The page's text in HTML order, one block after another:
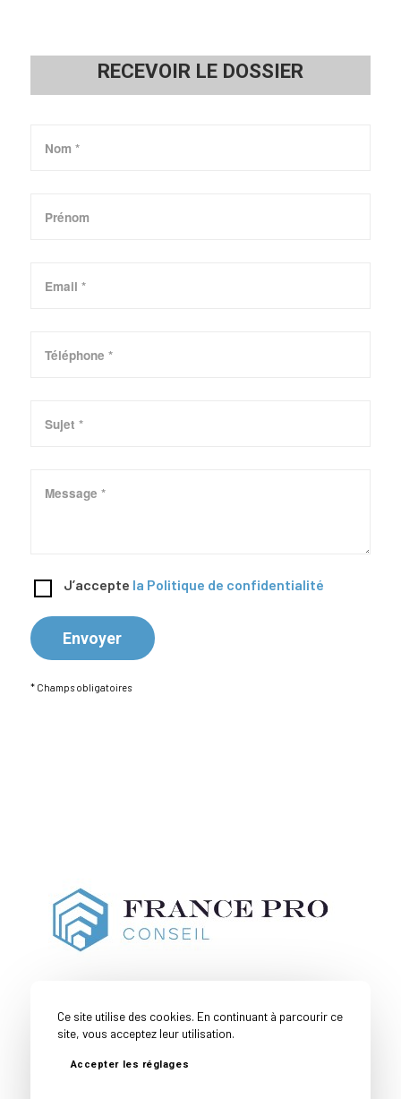
RECEVOIR LE DOSSIER
J’accepte la Politique de confidentialité
* Champs obligatoires
Ce site utilise des cookies. En continuant à parcourir ce
site, vous acceptez leur utilisation.
Accepter les réglages